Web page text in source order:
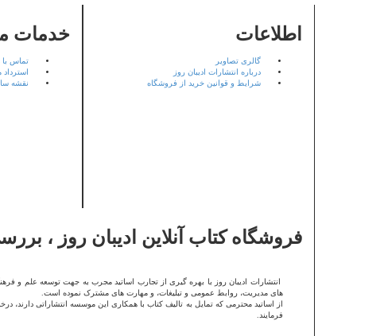
اطلاعات
گالری تصاویر
درباره انتشارات ادیبان روز
شرایط و قوانین خرید از فروشگاه
خدمات
تماس با
نقشه
فروشگاه کتاب آنلاین ادیبان روز ،
انتشارات ادیبان روز با بهره گیری از تجارب اساتید مجرب به جهت توسعه علم و
های مدیریت، روابط عمومی و تبلیغات، و مهارت های مشترک نموده است.
از اساتید محترمی که تمایل به تالیف کتاب با همکاری این موسسه انتشاراتی
فرمایند.